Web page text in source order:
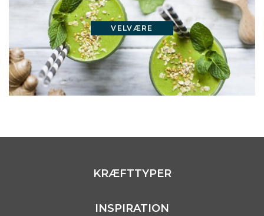
VELVÆRE
KRÆFTTYPER
INSPIRATION